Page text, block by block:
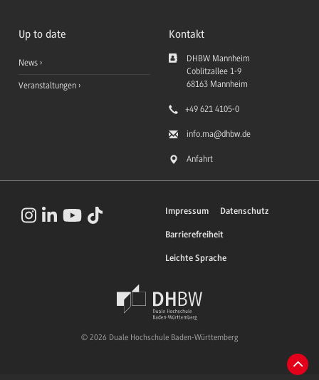
Up to date
News
Veranstaltungen
Kontakt
DHBW Mannheim
Coblitzallee 1-9
68163 Mannheim
+49 621 4105-0
info.ma@dhbw.de
Anfahrt
Impressum Datenschutz
Barrierefreiheit
Leichte Sprache
© 2026 Duale Hochschule Baden-Württemberg
Zum